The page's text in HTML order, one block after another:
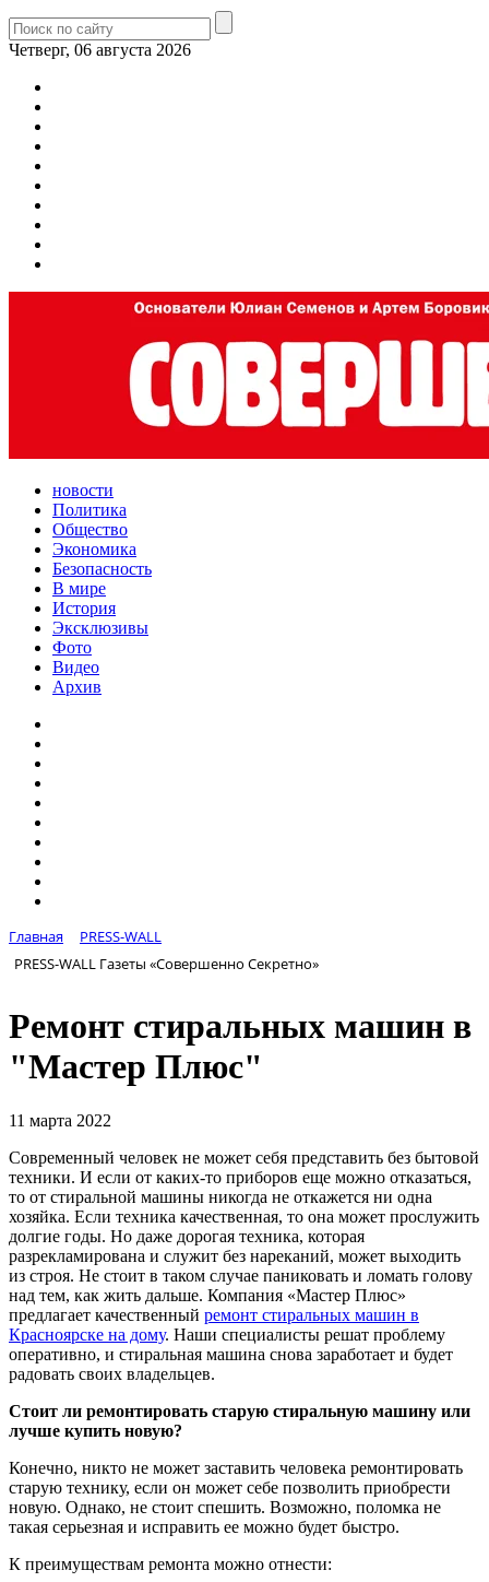
Четверг, 06 августа 2026
новости
Политика
Общество
Экономика
Безопасность
В мире
История
Эксклюзивы
Фото
Видео
Архив
Главная
PRESS-WALL
PRESS-WALL Газеты «Совершенно Секретно»
Ремонт стиральных машин в
"Мастер Плюс"
11 марта 2022
Современный человек не может себя представить без бытовой
техники. И если от каких-то приборов еще можно отказаться,
то от стиральной машины никогда не откажется ни одна
хозяйка. Если техника качественная, то она может прослужить
долгие годы. Но даже дорогая техника, которая
разрекламирована и служит без нареканий, может выходить
из строя. Не стоит в таком случае паниковать и ломать голову
над тем, как жить дальше. Компания «Мастер Плюс»
предлагает качественный ремонт стиральных машин в
Красноярске на дому. Наши специалисты решат проблему
оперативно, и стиральная машина снова заработает и будет
радовать своих владельцев.
Стоит ли ремонтировать старую стиральную машину или
лучше купить новую?
Конечно, никто не может заставить человека ремонтировать
старую технику, если он может себе позволить приобрести
новую. Однако, не стоит спешить. Возможно, поломка не
такая серьезная и исправить ее можно будет быстро.
К преимуществам ремонта можно отнести: